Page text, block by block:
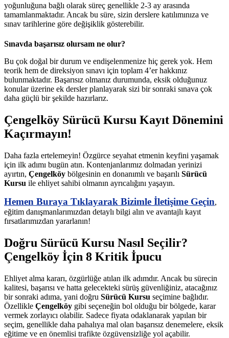
yoğunluğuna bağlı olarak süreç genellikle 2-3 ay arasında
tamamlanmaktadır. Ancak bu süre, sizin derslere katılımınıza ve
sınav tarihlerine göre değişiklik gösterebilir.
Sınavda başarısız olursam ne olur?
Bu çok doğal bir durum ve endişelenmenize hiç gerek yok. Hem
teorik hem de direksiyon sınavı için toplam 4’er hakkınız
bulunmaktadır. Başarısız olmanız durumunda, eksik olduğunuz
konular üzerine ek dersler planlayarak sizi bir sonraki sınava çok
daha güçlü bir şekilde hazırlarız.
Çengelköy Sürücü Kursu Kayıt Dönemini
Kaçırmayın!
Daha fazla ertelemeyin! Özgürce seyahat etmenin keyfini yaşamak
için ilk adımı bugün atın. Kontenjanlarımız dolmadan yerinizi
ayırtın, Çengelköy bölgesinin en donanımlı ve başarılı Sürücü
Kursu ile ehliyet sahibi olmanın ayrıcalığını yaşayın.
Hemen Buraya Tıklayarak Bizimle İletişime Geçin,
eğitim danışmanlarımızdan detaylı bilgi alın ve avantajlı kayıt
fırsatlarımızdan yararlanın!
Doğru Sürücü Kursu Nasıl Seçilir?
Çengelköy İçin 8 Kritik İpucu
Ehliyet alma kararı, özgürlüğe atılan ilk adımdır. Ancak bu sürecin
kalitesi, başarısı ve hatta gelecekteki sürüş güvenliğiniz, atacağınız
bir sonraki adıma, yani doğru Sürücü Kursu seçimine bağlıdır.
Özellikle Çengelköy gibi seçeneğin bol olduğu bir bölgede, karar
vermek zorlayıcı olabilir. Sadece fiyata odaklanarak yapılan bir
seçim, genellikle daha pahalıya mal olan başarısız denemelere, eksik
eğitime ve en önemlisi trafikte özgüvensizliğe yol açabilir.